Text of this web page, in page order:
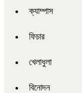
ক্যাম্পাস
ফিচার
খেলাধুলা
বিনোদন